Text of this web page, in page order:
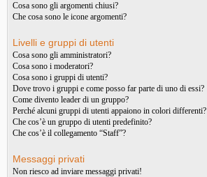
Cosa sono gli argomenti chiusi?
Che cosa sono le icone argomenti?
Livelli e gruppi di utenti
Cosa sono gli amministratori?
Cosa sono i moderatori?
Cosa sono i gruppi di utenti?
Dove trovo i gruppi e come posso far parte di uno di essi?
Come divento leader di un gruppo?
Perché alcuni gruppi di utenti appaiono in colori differenti?
Che cos’è un gruppo di utenti predefinito?
Che cos’è il collegamento “Staff”?
Messaggi privati
Non riesco ad inviare messaggi privati!